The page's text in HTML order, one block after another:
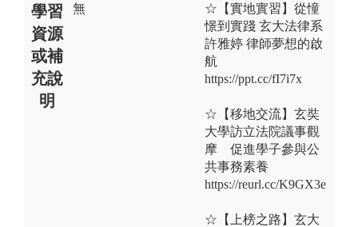
學習
資源
或補
充說
明
無
☆【實地實習】從憧
憬到實踐 玄大法律系
許雅婷 律師夢想的啟
航
https://ppt.cc/fI7i7x
☆【移地交流】玄奘
大學訪立法院議事觀
摩 促進學子參與公
共事務素養
https://reurl.cc/K9GX3e
☆【上榜之路】玄大